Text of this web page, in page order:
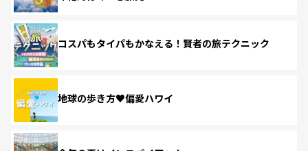
コスパもタイパもかなえる！賢者の旅テクニック
地球の歩き方♥偏愛ハワイ